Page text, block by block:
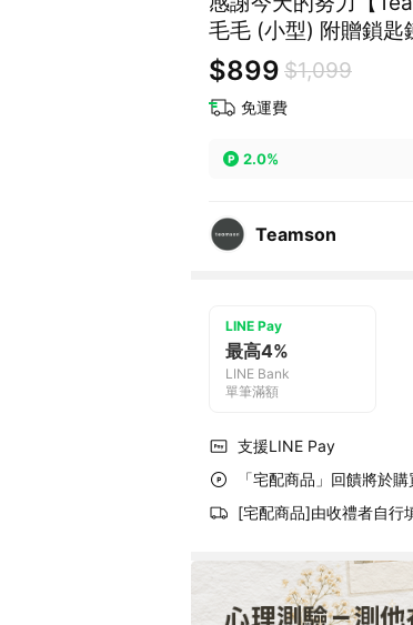
毛毛 (小型) 附贈鎖匙
彈奏 開心成長
$899 $1,099
免運費
2.0%
Teamson
LINE Pay
最高4%
LINE Bank
單筆滿額
支援LINE Pay
「宅配商品」回饋將於
[宅配商品]由收禮者自行